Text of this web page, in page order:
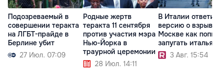
Подозреваемый в
совершении теракта
на ЛГБТ-прайде в
Берлине убит
27 Июл. 07:09
Родные жертв
теракта 11 сентября
против участия мэра
Нью-Йорка в
траурной церемонии
28 Июл. 14:11
В Италии
версию о взрыве
Москве как
запугать
3 Авг. 15:54